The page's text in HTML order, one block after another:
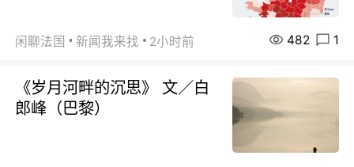
闲聊法国 新闻我来找 2小时前 482 1
《岁月河畔的沉思》 文／白
郎峰（巴黎）